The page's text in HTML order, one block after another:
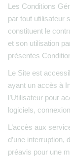
Les Conditions
par tout utilisateur
constituent le
et son utilisation
présentes
Le Site est
ayant un accès à
l’Utilisateur pour
logiciels,
L’accès aux
d’une interruption,
préavis pour une